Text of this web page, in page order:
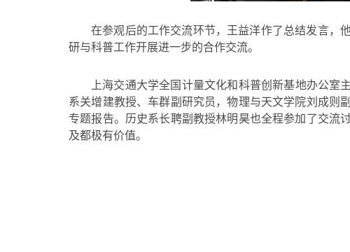
在参观后的工作交流环节，王益洋作了总结发言，
研与科普工作开展进一步的合作交流。
上海交通大学全国计量文化和科普创新基地办公
系关增建教授、车群副研究员，物理与天文学院刘成则
专题报告。历史系长聘副教授林明昊也全程参加了交流
及都极有价值。